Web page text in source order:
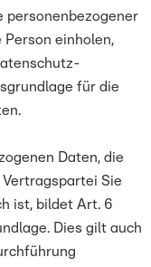
personenbezogener
einholen,
für die
Daten, die
Sie
ist, bildet Art. 6
Dies gilt auch